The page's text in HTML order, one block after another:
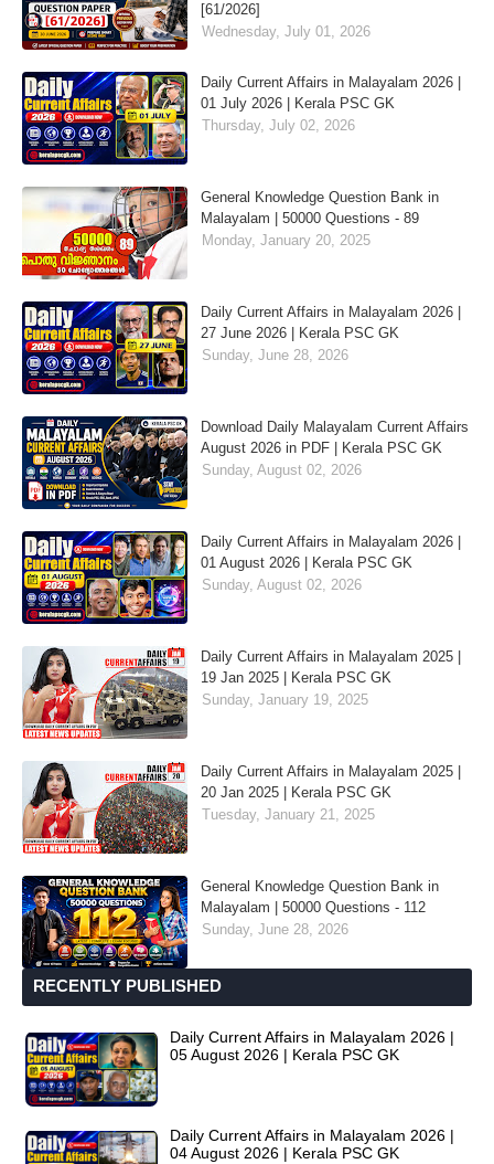
[61/2026]
Wednesday, July 01, 2026
Daily Current Affairs in Malayalam 2026 |
01 July 2026 | Kerala PSC GK
Thursday, July 02, 2026
General Knowledge Question Bank in
Malayalam | 50000 Questions - 89
Monday, January 20, 2025
Daily Current Affairs in Malayalam 2026 |
27 June 2026 | Kerala PSC GK
Sunday, June 28, 2026
Download Daily Malayalam Current Affairs
August 2026 in PDF | Kerala PSC GK
Sunday, August 02, 2026
Daily Current Affairs in Malayalam 2026 |
01 August 2026 | Kerala PSC GK
Sunday, August 02, 2026
Daily Current Affairs in Malayalam 2025 |
19 Jan 2025 | Kerala PSC GK
Sunday, January 19, 2025
Daily Current Affairs in Malayalam 2025 |
20 Jan 2025 | Kerala PSC GK
Tuesday, January 21, 2025
General Knowledge Question Bank in
Malayalam | 50000 Questions - 112
Sunday, June 28, 2026
RECENTLY PUBLISHED
Daily Current Affairs in Malayalam 2026 |
05 August 2026 | Kerala PSC GK
Daily Current Affairs in Malayalam 2026 |
04 August 2026 | Kerala PSC GK